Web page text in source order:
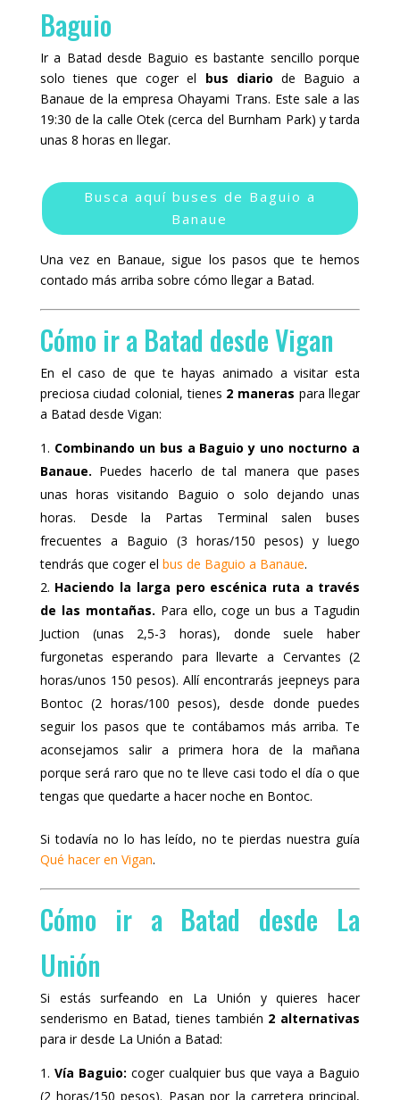
Baguio
Ir a Batad desde Baguio es bastante sencillo porque
solo tienes que coger el bus diario de Baguio a
Banaue de la empresa Ohayami Trans. Este sale a las
19:30 de la calle Otek (cerca del Burnham Park) y tarda
unas 8 horas en llegar.
Busca aquí buses de Baguio a
Banaue
Una vez en Banaue, sigue los pasos que te hemos
contado más arriba sobre cómo llegar a Batad.
Cómo ir a Batad desde Vigan
En el caso de que te hayas animado a visitar esta
preciosa ciudad colonial, tienes 2 maneras para llegar
a Batad desde Vigan:
Combinando un bus a Baguio y uno nocturno a
Banaue. Puedes hacerlo de tal manera que pases
unas horas visitando Baguio o solo dejando unas
horas. Desde la Partas Terminal salen buses
frecuentes a Baguio (3 horas/150 pesos) y luego
tendrás que coger el bus de Baguio a Banaue.
Haciendo la larga pero escénica ruta a través
de las montañas. Para ello, coge un bus a Tagudin
Juction (unas 2,5-3 horas), donde suele haber
furgonetas esperando para llevarte a Cervantes (2
horas/unos 150 pesos). Allí encontrarás jeepneys para
Bontoc (2 horas/100 pesos), desde donde puedes
seguir los pasos que te contábamos más arriba. Te
aconsejamos salir a primera hora de la mañana
porque será raro que no te lleve casi todo el día o que
tengas que quedarte a hacer noche en Bontoc.
Si todavía no lo has leído, no te pierdas nuestra guía
Qué hacer en Vigan.
Cómo ir a Batad desde La
Unión
Si estás surfeando en La Unión y quieres hacer
senderismo en Batad, tienes también 2 alternativas
para ir desde La Unión a Batad:
Vía Baguio: coger cualquier bus que vaya a Baguio
(2 horas/150 pesos). Pasan por la carretera principal,